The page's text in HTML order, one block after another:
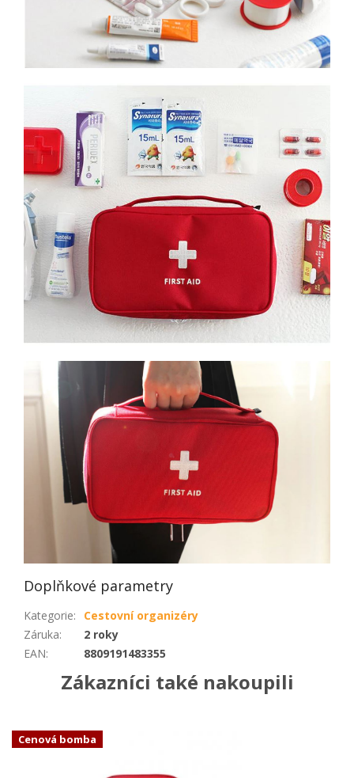
Doplňkové parametry
Kategorie:
Cestovní organizéry
Záruka:
2 roky
EAN: 8809191483355
Zákazníci také nakoupili
Cenová bomba